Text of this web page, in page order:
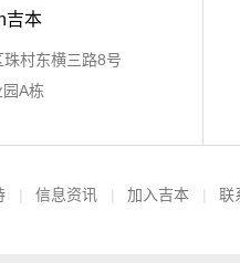
吉本
村东横三路8号
园A栋
信息资讯 加入吉本 联